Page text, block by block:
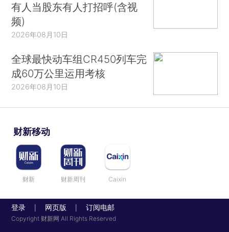
有人当股东有人打招呼(含视
频)
2026年08月10日
全球最快动车组CR450列车完
成60万公里运用考核
2026年08月10日
财新移动
财新 财新周刊 Caixin
登录 网页版 订阅电邮
Copyright 财新网 All Rights Reserved